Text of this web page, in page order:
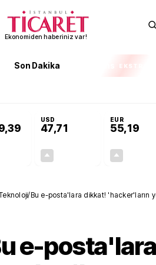
Ekonomiden haberiniz var!
Son Dakika EKSTRA
USD
47,71
EUR
55,19
/Bu e-posta'lara dikkat! 'hacker'ların
e-